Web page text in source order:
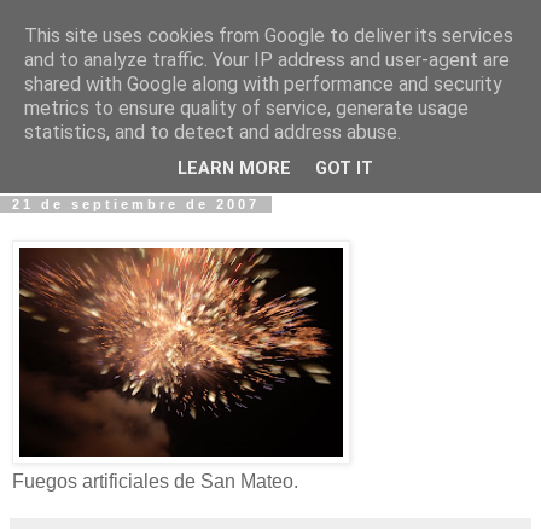
Fotos y Cosas
Miguel Sáenz de Santa María Elizalde
"Un blog es como un diario, pero sin candado".
21 de septiembre de 2007
Fuegos artificiales de San Mateo.
This site uses cookies from Google to deliver its services
and to analyze traffic. Your IP address and user-agent are
shared with Google along with performance and security
metrics to ensure quality of service, generate usage
statistics, and to detect and address abuse.
LEARN MORE GOT IT